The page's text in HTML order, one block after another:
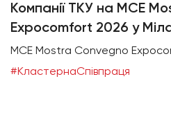
Компанії ТКУ на MCE
Expocomfort 2026 у
MCE Mostra Convegno
#КластернаСпівпраця